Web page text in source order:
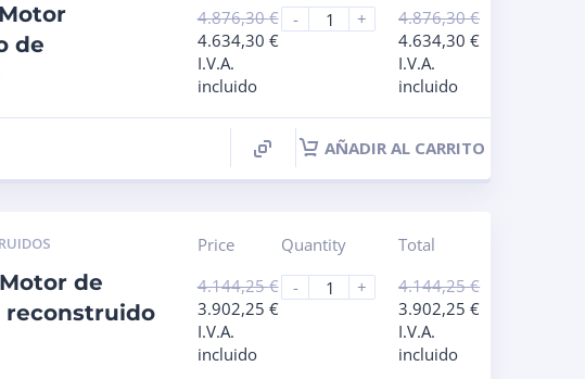
de
4.876,30€
4.634,30 €
I.V.A.
incluido
-
+
4.876,30€
4.634,30€
I.V.A.
incluido
AÑADIR AL CARRITO
de
Price
4.144,25€
3.902,25 €
I.V.A.
incluido
Quantity
-
+
Total
4.144,25€
3.902,25€
I.V.A.
incluido